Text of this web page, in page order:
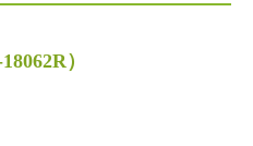
18062R）